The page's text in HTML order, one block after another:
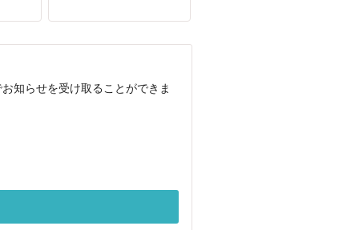
知らせを受け取ることができま